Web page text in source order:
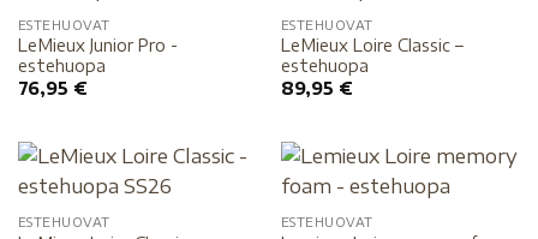
ESTEHUOVAT
LeMieux Junior Pro -
estehuopa
76,95 €
ESTEHUOVAT
LeMieux Loire Classic –
estehuopa
89,95 €
ESTEHUOVAT ESTEHUOVAT